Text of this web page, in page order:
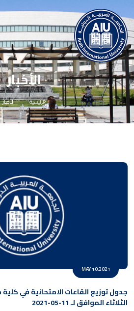
الأخبار
الرئيسية الأخبار
MAY 10,2021
جدول توزيع القاعات الامتحانية في كلية
الثلاثاء الموافق لـ 11-05-2021